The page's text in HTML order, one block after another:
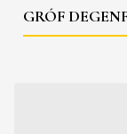
GRÓF